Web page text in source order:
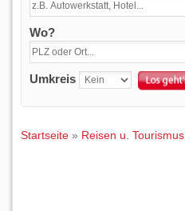
Wo?
Umkreis
Startseite » Reisen u. Tourismus